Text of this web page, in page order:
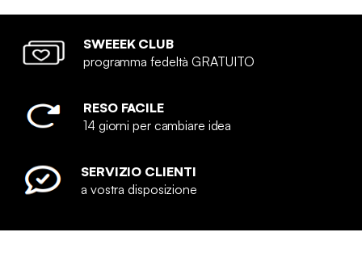
SWEEEK CLUB
programma fedeltà GRATUITO
RESO FACILE
14 giorni per cambiare idea
SERVIZIO CLIENTI
a vostra disposizione